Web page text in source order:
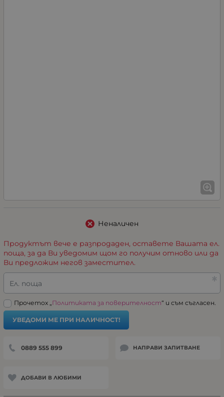
Неналичен
Продуктът вече е разпродаден, оставете Вашата ел.
поща, за да Ви уведомим щом го получим отново или да
Ви предложим негов заместител.
Ел. поща
Прочетох „Политиката за поверителност“ и съм съгласен.
УВЕДОМИ МЕ ПРИ НАЛИЧНОСТ!
0889 555 899 НАПРАВИ ЗАПИТВАНЕ
ДОБАВИ В ЛЮБИМИ